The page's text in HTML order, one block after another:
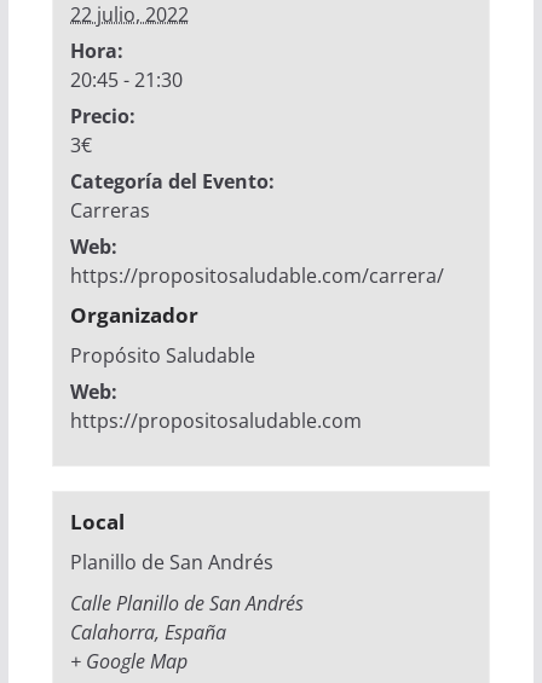
22 julio, 2022
Hora:
20:45 - 21:30
Precio:
3€
Categoría del Evento:
Carreras
Web:
https://propositosaludable.com/carrera/
Organizador
Propósito Saludable
Web:
https://propositosaludable.com
Local
Planillo de San Andrés
Calle Planillo de San Andrés
Calahorra, España
+ Google Map